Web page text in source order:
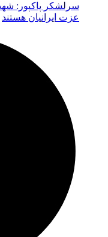
سرلشکر پاکپور:
عزت ایرانیان هستند